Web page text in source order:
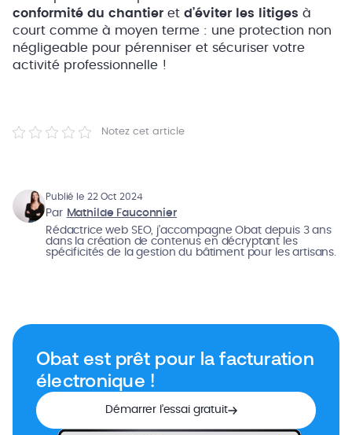
conformité du chantier et d’éviter les litiges à
court comme à moyen terme : une protection non
négligeable pour pérenniser et sécuriser votre
activité professionnelle !
Notez cet article
Publié le 22 Oct 2024
Par Mathilde Fauconnier
Rédactrice web SEO, j’accompagne Obat depuis 3 ans
dans la création de contenus en décryptant les
spécificités de la gestion du bâtiment pour les artisans.
Obat est prêt pour la facturation
électronique !
Démarrer l’essai gratuit